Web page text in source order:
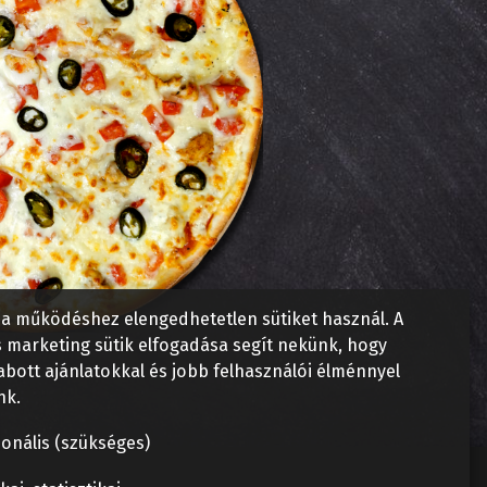
működéshez elengedhetetlen sütiket használ. A
marketing sütik elfogadása segít nekünk, hogy
ajánlatokkal és jobb felhasználói élménnyel
(szükséges)